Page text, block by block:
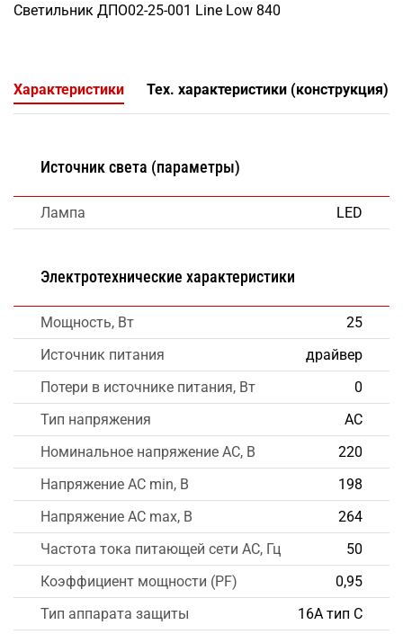
Светильник ДПО02-25-001 Line Low 840
Характеристики Тех. характеристики (конструкция)
Источник света (параметры)
Лампа LED
Электротехнические характеристики
Мощность, Вт
25
Источник питания
драйвер
Потери в источнике питания, Вт
0
Тип напряжения
AC
Номинальное напряжение AC, В
220
Напряжение AC min, В
198
Напряжение AC max, В
264
Частота тока питающей сети AC, Гц
50
Коэффициент мощности (PF)
0,95
Тип аппарата защиты
16А тип С